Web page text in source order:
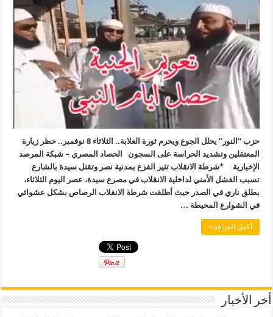
حزب “النور” يحلل الجوع ويحرم ثورة الغلابة.. الثلاثاء 8 نوفمبر.. حظر زيارة
المعتقلين وتشديد الحراسة على السجون الحصاد المصري – شبكة المرصد
الإخبارية *شرطة الانقلاب تثير الفزع بمدنية نصر وتقتل سيدة بالشارع
تسبب الفشل الأمني لداخلية الانقلاب في مصرع سيدة، عصر اليوم الثلاثاء،
بطلق ناري في الصدر حيث أطلقت شرطة الانقلاب الرصاص بشكل عشوائي
في الشوارع المحيطة …
أكمل القراءة »
أخر الأخبار